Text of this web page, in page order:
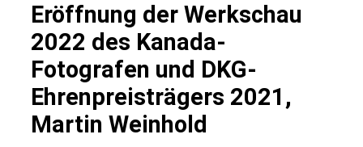
Eröffnung der Werkschau
2022 des Kanada-
Fotografen und DKG-
Ehrenpreisträgers 2021,
Martin Weinhold